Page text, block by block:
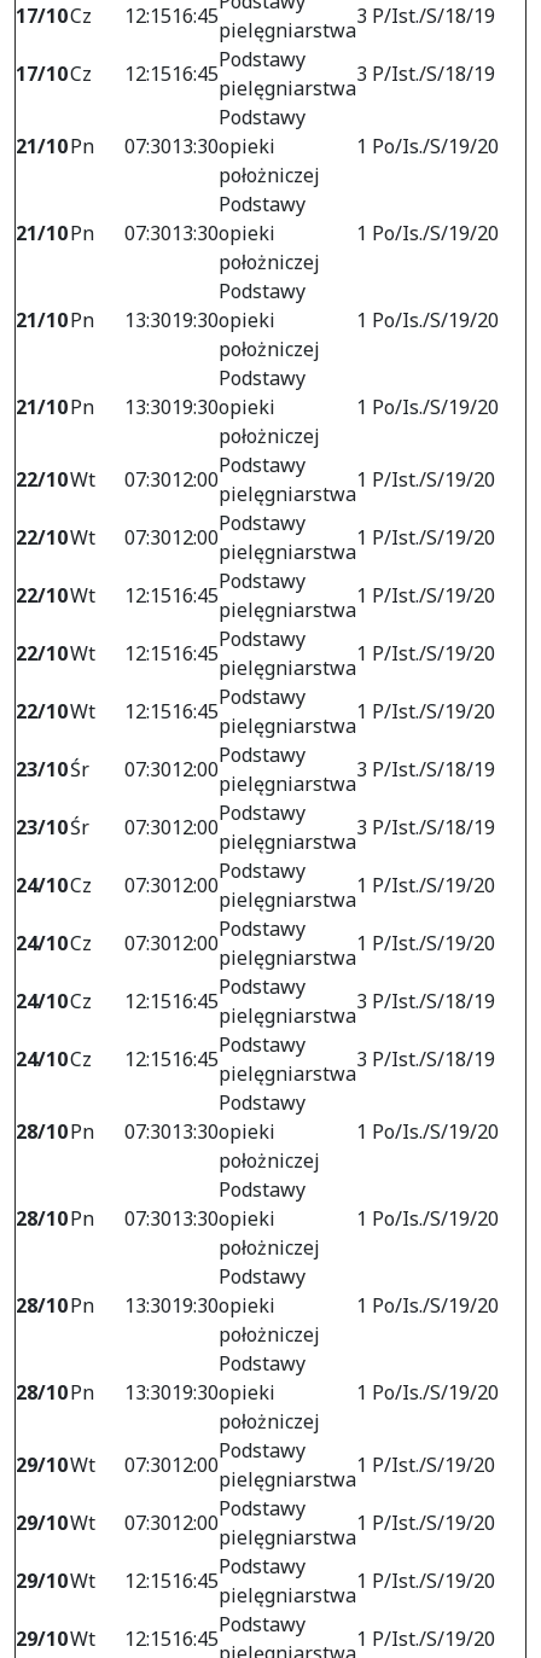
17/10Cz 12:1516:45
pielęgniarstwa
3 P/Ist./S/18/19
17/10Cz 12:1516:45
Podstawy
pielęgniarstwa
3 P/Ist./S/18/19
21/10Pn 07:3013:30
Podstawy
opieki
położniczej
1 Po/Is./S/19/20
21/10Pn 07:3013:30
Podstawy
opieki
położniczej
1 Po/Is./S/19/20
21/10Pn 13:3019:30
Podstawy
opieki
położniczej
1 Po/Is./S/19/20
21/10Pn 13:3019:30
Podstawy
opieki
położniczej
1 Po/Is./S/19/20
22/10Wt 07:3012:00
Podstawy
pielęgniarstwa
1 P/Ist./S/19/20
22/10Wt 07:3012:00
Podstawy
pielęgniarstwa
1 P/Ist./S/19/20
22/10Wt 12:1516:45
Podstawy
pielęgniarstwa
1 P/Ist./S/19/20
22/10Wt 12:1516:45
Podstawy
pielęgniarstwa
1 P/Ist./S/19/20
22/10Wt 12:1516:45
Podstawy
pielęgniarstwa
1 P/Ist./S/19/20
23/10Śr 07:3012:00
Podstawy
pielęgniarstwa
3 P/Ist./S/18/19
23/10Śr 07:3012:00
Podstawy
pielęgniarstwa
3 P/Ist./S/18/19
24/10Cz 07:3012:00
Podstawy
pielęgniarstwa
1 P/Ist./S/19/20
24/10Cz 07:3012:00
Podstawy
pielęgniarstwa
1 P/Ist./S/19/20
24/10Cz 12:1516:45
Podstawy
pielęgniarstwa
3 P/Ist./S/18/19
24/10Cz 12:1516:45
Podstawy
pielęgniarstwa
3 P/Ist./S/18/19
28/10Pn 07:3013:30
Podstawy
opieki
położniczej
1 Po/Is./S/19/20
28/10Pn 07:3013:30
Podstawy
opieki
położniczej
1 Po/Is./S/19/20
28/10Pn 13:3019:30
Podstawy
opieki
położniczej
1 Po/Is./S/19/20
28/10Pn 13:3019:30
Podstawy
opieki
położniczej
1 Po/Is./S/19/20
29/10Wt 07:3012:00
Podstawy
pielęgniarstwa
1 P/Ist./S/19/20
29/10Wt 07:3012:00
Podstawy
pielęgniarstwa
1 P/Ist./S/19/20
29/10Wt 12:1516:45
Podstawy
pielęgniarstwa
1 P/Ist./S/19/20
29/10Wt 12:1516:45
Podstawy
1 P/Ist./S/19/20